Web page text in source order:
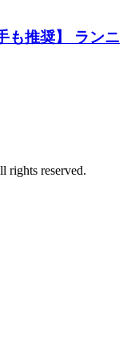
も推奨】 ランニ
rights reserved.